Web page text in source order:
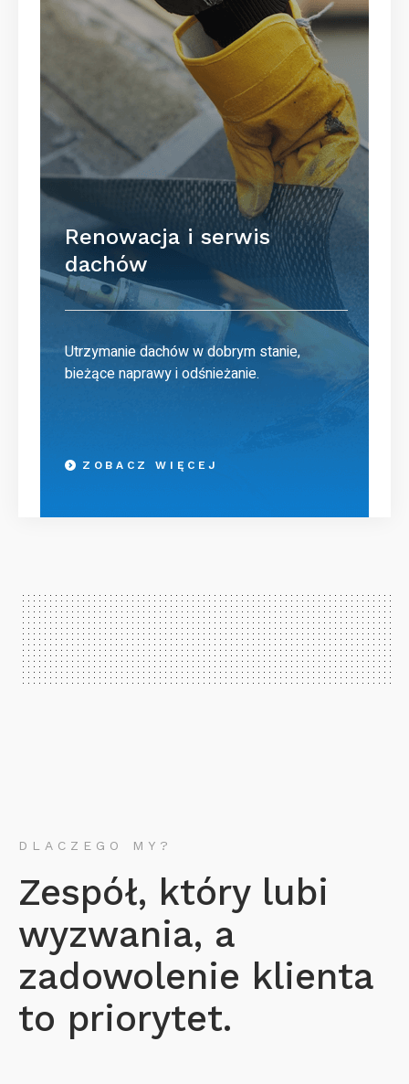
Renowacja i serwis
dachów
Utrzymanie dachów w dobrym stanie,
bieżące naprawy i odśnieżanie.
ZOBACZ WIĘCEJ
DLACZEGO MY?
Zespół, który lubi
wyzwania, a
zadowolenie klienta
to priorytet.